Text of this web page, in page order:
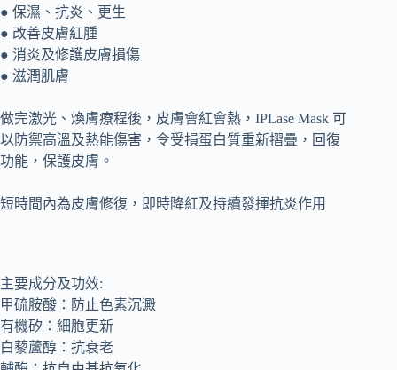
● 保濕、抗炎、更生
● 改善皮膚紅腫
● 消炎及修護皮膚損傷
● 滋潤肌膚
做完激光、煥膚療程後，皮膚會紅會熱，IPLase Mask 可
以防禦高溫及熱能傷害，令受損蛋白質重新摺疊，回復
功能，保護皮膚。
短時間內為皮膚修復，即時降紅及持續發揮抗炎作用
主要成分及功效:
甲硫胺酸：防止色素沉澱
有機矽：細胞更新
白藜蘆醇：抗衰老